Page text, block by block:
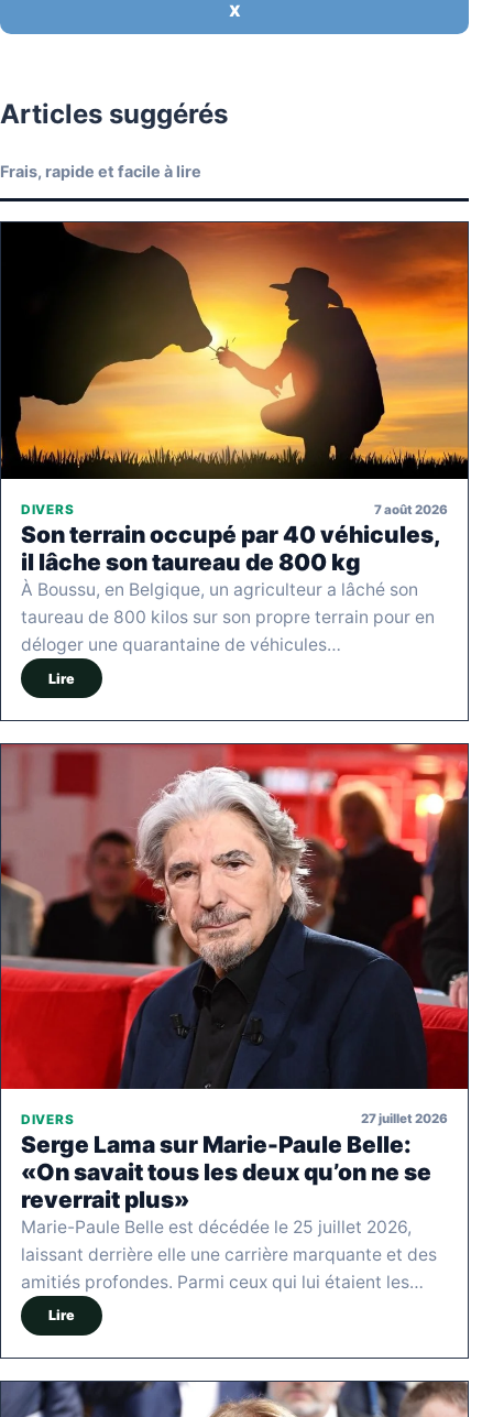
X
Articles suggérés
Frais, rapide et facile à lire
DIVERS 7 août 2026
Son terrain occupé par 40 véhicules,
il lâche son taureau de 800 kg
À Boussu, en Belgique, un agriculteur a lâché son
taureau de 800 kilos sur son propre terrain pour en
déloger une quarantaine de véhicules…
Lire
DIVERS 27 juillet 2026
Serge Lama sur Marie-Paule Belle:
«On savait tous les deux qu’on ne se
reverrait plus»
Marie-Paule Belle est décédée le 25 juillet 2026,
laissant derrière elle une carrière marquante et des
amitiés profondes. Parmi ceux qui lui étaient les…
Lire